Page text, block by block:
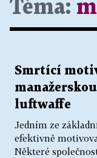
Téma:
Smrtící
luftwaffe
Jedním ze
efektivně
Některé